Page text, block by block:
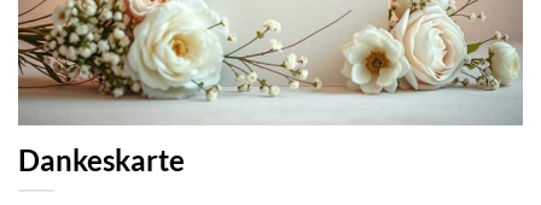
Dankeskarte